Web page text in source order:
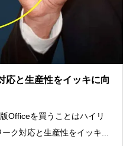
応と生産性をイッキに向
Officeを買うことはハイリ
ク対応と生産性をイッキ...